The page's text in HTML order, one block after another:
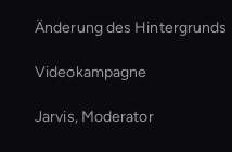
Änderung des Hintergrunds
Videokampagne
Jarvis, Moderator